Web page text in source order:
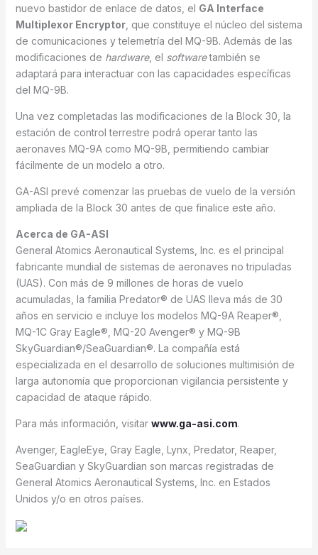
nuevo bastidor de enlace de datos, el GA Interface
Multiplexor Encryptor, que constituye el núcleo del sistema
de comunicaciones y telemetría del MQ-9B. Además de las
modificaciones de hardware, el softwaretambién se
adaptará para interactuar con las capacidades específicas
del MQ-9B.
Una vez completadas las modificaciones de la Block 30, la
estación de control terrestre podrá operar tanto las
aeronaves MQ-9A como MQ-9B, permitiendo cambiar
fácilmente de un modelo a otro.
GA-ASI prevé comenzar las pruebas de vuelo de la versión
ampliada de la Block 30 antes de que finalice este año.
Acerca de GA-ASI
General Atomics Aeronautical Systems, Inc. es el principal
fabricante mundial de sistemas de aeronaves no tripuladas
(UAS). Con más de 9 millones de horas de vuelo
acumuladas, la familia Predator® de UAS lleva más de 30
años en servicio e incluye los modelos MQ-9A Reaper®,
MQ-1C Gray Eagle®, MQ-20 Avenger® y MQ-9B
SkyGuardian®/SeaGuardian®. La compañía está
especializada en el desarrollo de soluciones multimisión de
larga autonomía que proporcionan vigilancia persistente y
capacidad de ataque rápido.
Para más información, visitar www.ga-asi.com.
Avenger, EagleEye, Gray Eagle, Lynx, Predator, Reaper,
SeaGuardian y SkyGuardian son marcas registradas de
General Atomics Aeronautical Systems, Inc. en Estados
Unidos y/o en otros países.